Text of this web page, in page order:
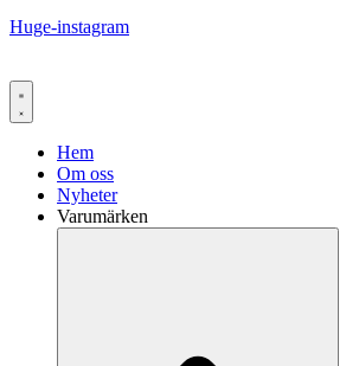
Huge-instagram
Hem
Om oss
Nyheter
Varumärken